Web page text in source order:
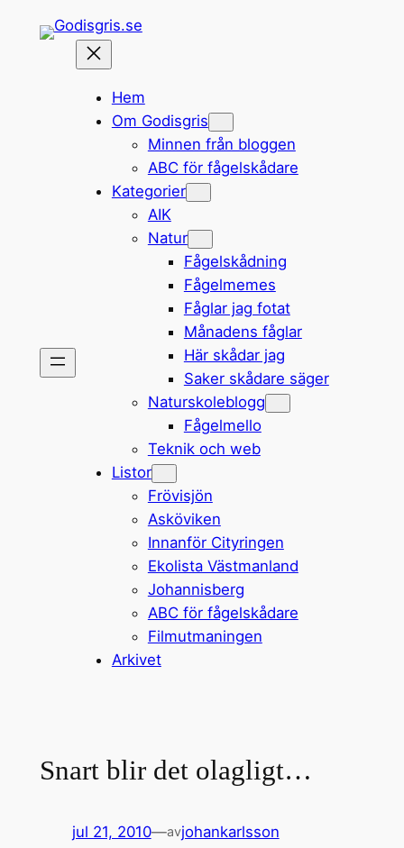
Hem
Om Godisgris
Minnen från bloggen
ABC för fågelskådare
Kategorier
AIK
Natur
Fågelskådning
Fågelmemes
Fåglar jag fotat
Månadens fåglar
Här skådar jag
Saker skådare säger
Naturskoleblogg
Fågelmello
Teknik och web
Listor
Frövisjön
Asköviken
Innanför Cityringen
Ekolista Västmanland
Johannisberg
ABC för fågelskådare
Filmutmaningen
Arkivet
Snart blir det olagligt…
jul 21, 2010—avjohankarlsson